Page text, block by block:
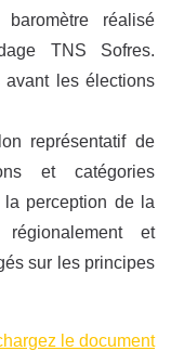
réalisé
TNS Sofres.
avant les élections
représentatif de
et catégories
la perception de la
et
sur les principes
le document